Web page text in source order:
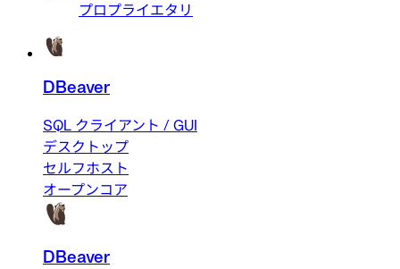
プロプライエタリ
DBeaver
SQL クライアント / GUI
デスクトップ
セルフホスト
オープンコア
DBeaver